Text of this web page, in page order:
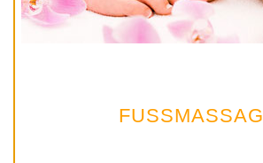
FUSSMASSAGE